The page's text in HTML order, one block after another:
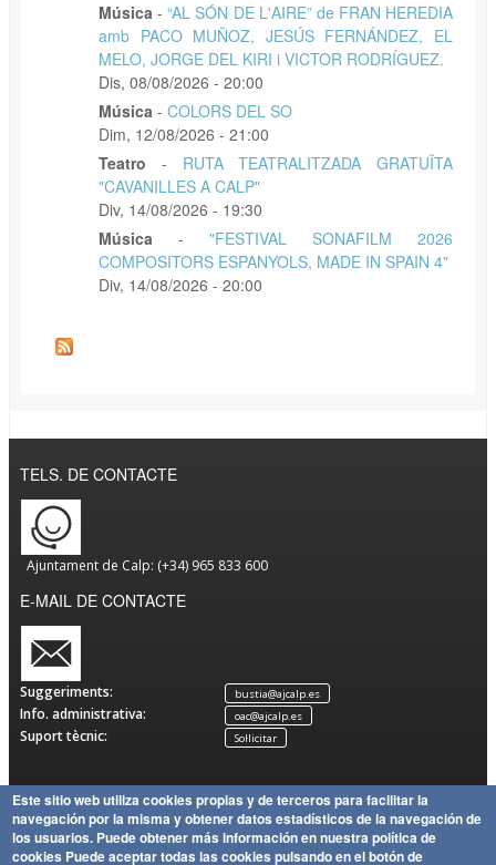
Música -“AL SÓN DE L'AIRE” de FRAN HEREDIA
amb PACO MUÑOZ, JESÚS FERNÁNDEZ, EL
MELO, JORGE DEL KIRI i VICTOR RODRÍGUEZ.
Dis, 08/08/2026 - 20:00
Música - COLORS DEL SO
Dim, 12/08/2026 - 21:00
Teatro
- RUTA TEATRALITZADA GRATUÏTA
"CAVANILLES A CALP"
Div, 14/08/2026 - 19:30
Música
- "FESTIVAL SONAFILM 2026
COMPOSITORS ESPANYOLS, MADE IN SPAIN 4"
Div, 14/08/2026 - 20:00
TELS. DE CONTACTE
Ajuntament de Calp: (+34) 965 833 600
E-MAIL DE CONTACTE
Suggeriments: bustia@ajcalp.es
Info. administrativa: oac@ajcalp.es
Suport tècnic: Sol·licitar
Avís
Legal
Política
de
Política
Mapa
del Lloc
Copyright
Ajuntament de Calp
Este sitio web utiliza cookies propias y de terceros para facilitar la
navegación por la misma y obtener datos estadísticos de la navegación de
los usuarios. Puede obtener más información en nuestra política de
cookies Puede aceptar todas las cookies pulsando en el botón de